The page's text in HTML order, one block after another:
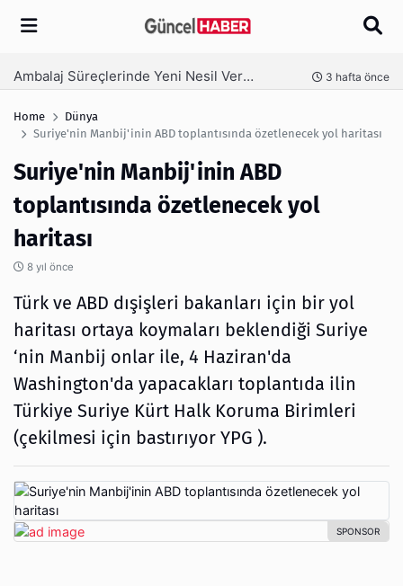
Arama
Ambalaj Süreçlerinde Yeni Nesil Verimliliği Olimpack ile Yakalayın 3 hafta önce
Home
Dünya
Suriye'nin Manbij'inin ABD toplantısında özetlenecek yol haritası
Suriye'nin Manbij'inin ABD
toplantısında özetlenecek yol
haritası
8 yıl önce
Türk ve ABD dışişleri bakanları için bir yol
haritası ortaya koymaları beklendiği Suriye
‘nin Manbij onlar ile, 4 Haziran'da
Washington'da yapacakları toplantıda ilin
Türkiye Suriye Kürt Halk Koruma Birimleri
(çekilmesi için bastırıyor YPG ).